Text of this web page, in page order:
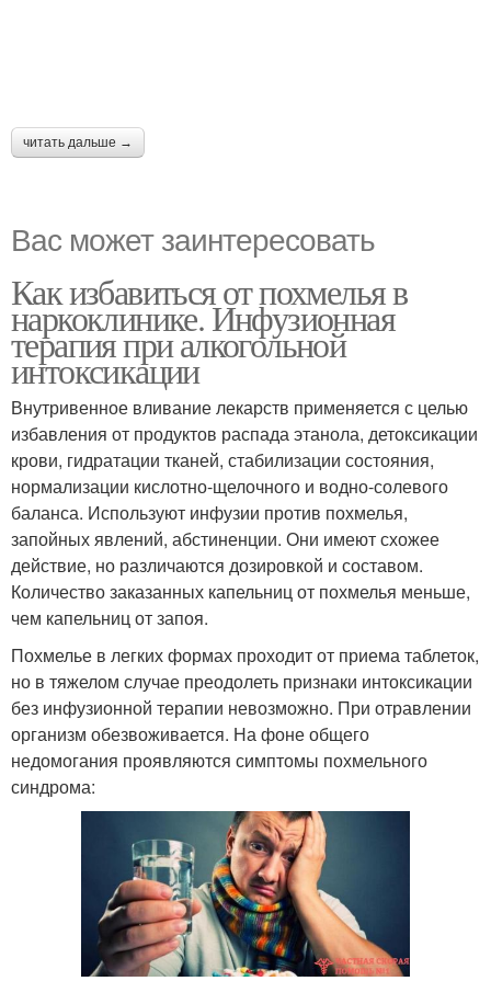
читать дальше →
Вас может заинтересовать
Как избавиться от похмелья в
наркоклинике. Инфузионная
терапия при алкогольной
интоксикации
Внутривенное вливание лекарств применяется с целью
избавления от продуктов распада этанола, детоксикации
крови, гидратации тканей, стабилизации состояния,
нормализации кислотно-щелочного и водно-солевого
баланса. Используют инфузии против похмелья,
запойных явлений, абстиненции. Они имеют схожее
действие, но различаются дозировкой и составом.
Количество заказанных капельниц от похмелья меньше,
чем капельниц от запоя.
Похмелье в легких формах проходит от приема таблеток,
но в тяжелом случае преодолеть признаки интоксикации
без инфузионной терапии невозможно. При отравлении
организм обезвоживается. На фоне общего
недомогания проявляются симптомы похмельного
синдрома: